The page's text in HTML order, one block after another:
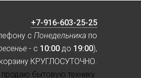
+7-916-603-25-25
с Понедельника по
- с 10:00 до 19:00),
КРУГЛОСУТОЧНО.
бытовую технику.